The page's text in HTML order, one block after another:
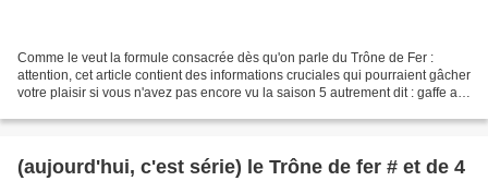
Comme le veut la formule consacrée dès qu'on parle du Trône de Fer :
attention, cet article contient des informations cruciales qui pourraient gâcher
votre plaisir si vous n'avez pas encore vu la saison 5 autrement dit : gaffe au
(aujourd'hui, c'est série) le Trône de fer # et de 4